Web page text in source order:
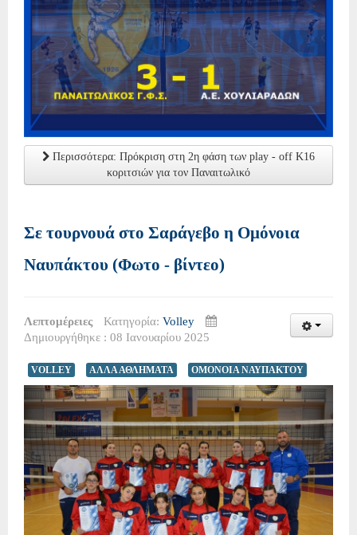
Περισσότερα: Πρόκριση στη 2η φάση των play - off Κ16
κοριτσιών για τον Παναιτωλικό
Σε τουρνουά στο Σαράγεβο η Ομόνοια
Ναυπάκτου (Φωτο - βίντεο)
Λεπτομέρειες Κατηγορία: Volley
Δημιουργήθηκε : 08 Ιανουαρίου 2025
VOLLEY ΑΛΛΑ ΑΘΛΗΜΑΤΑ ΟΜΟΝΟΙΑ ΝΑΥΠΑΚΤΟΥ